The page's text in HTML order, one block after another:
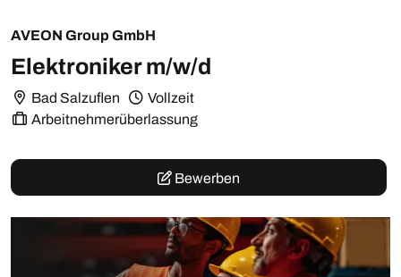
AVEON Group GmbH
Elektroniker m/w/d
Bad Salzuflen
Vollzeit
Arbeitnehmerüberlassung
Bewerben